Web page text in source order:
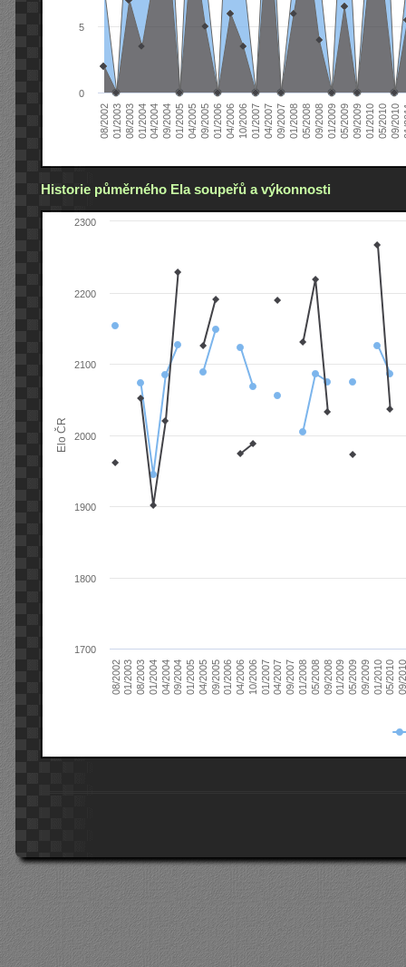
08/200201/200308/200301/200404/200409/200401/200504/200509/200501/200604/200610/200601/200704/200709/200701/200805/200809/200801/200905/200909/200901/201005/201009/2010
0
5
Historie půměrného Ela soupeřů a výkonnosti
Elo ČR
08/200201/200308/200301/200404/200409/200401/200504/200509/200501/200604/200610/200601/200704/200709/200701/200805/200809/200801/200905/200909/200901/201005/201009/
1800
1900
2000
2100
2200
2300
1700